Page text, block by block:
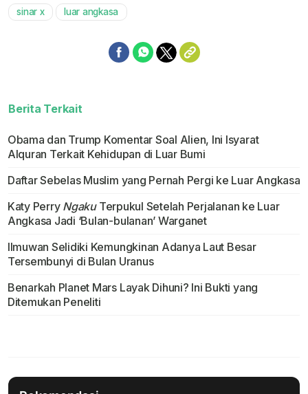
sinar x luar angkasa
Berita Terkait
Obama dan Trump Komentar Soal Alien, Ini Isyarat
Alquran Terkait Kehidupan di Luar Bumi
Daftar Sebelas Muslim yang Pernah Pergi ke Luar Angkasa
Katy Perry NgakuTerpukul Setelah Perjalanan ke Luar
Angkasa Jadi ‘Bulan-bulanan’ Warganet
Ilmuwan Selidiki Kemungkinan Adanya Laut Besar
Tersembunyi di Bulan Uranus
Benarkah Planet Mars Layak Dihuni? Ini Bukti yang
Ditemukan Peneliti